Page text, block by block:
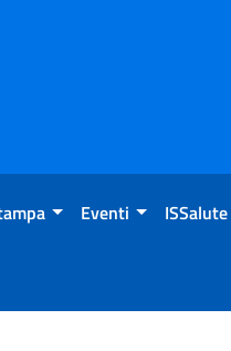
Eventi ISSalute